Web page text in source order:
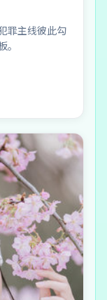
罪主线彼此勾